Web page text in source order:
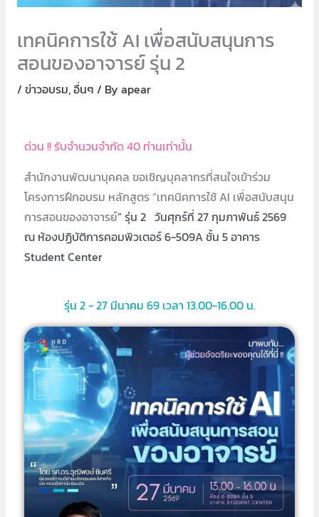
เทคนิคการใช้ AI เพื่อสนับสนุนการ
สอนของอาจารย์ รุ่น 2
/ ข่าวอบรม,อื่นๆ / By apear
ด่วน !! รับจำนวนจำกัด 40 ท่านเท่านั้น
สำนักงานพัฒนาบุคคล ขอเชิญบุคลากรที่สนใจเข้าร่วม
โครงการฝึกอบรม หลักสูตร “เทคนิคการใช้ AI เพื่อสนับสนุน
การสอนของอาจารย์” รุ่น 2 วันศุกร์ที่ 27 กุมภาพันธ์ 2569
ณ ห้องปฏิบัติการคอมพิวเตอร์ 6-509A ชั้น 5 อาคาร
Student Center
รุ่น 2 - 27 มีนาคม 69 เวลา 13.00-16.00 น.